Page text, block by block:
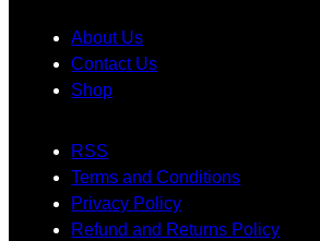
About Us
Contact Us
Shop
RSS
Terms and Conditions
Privacy Policy
Refund and Returns Policy